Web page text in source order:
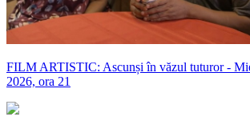
FILM ARTISTIC: Ascunși în văzul tuturor -
2026, ora 21